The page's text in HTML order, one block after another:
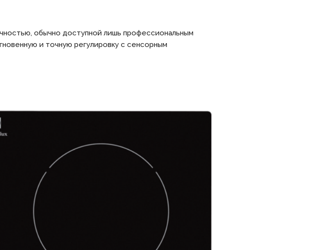
обычно доступной лишь профессиональным
и точную регулировку с сенсорным